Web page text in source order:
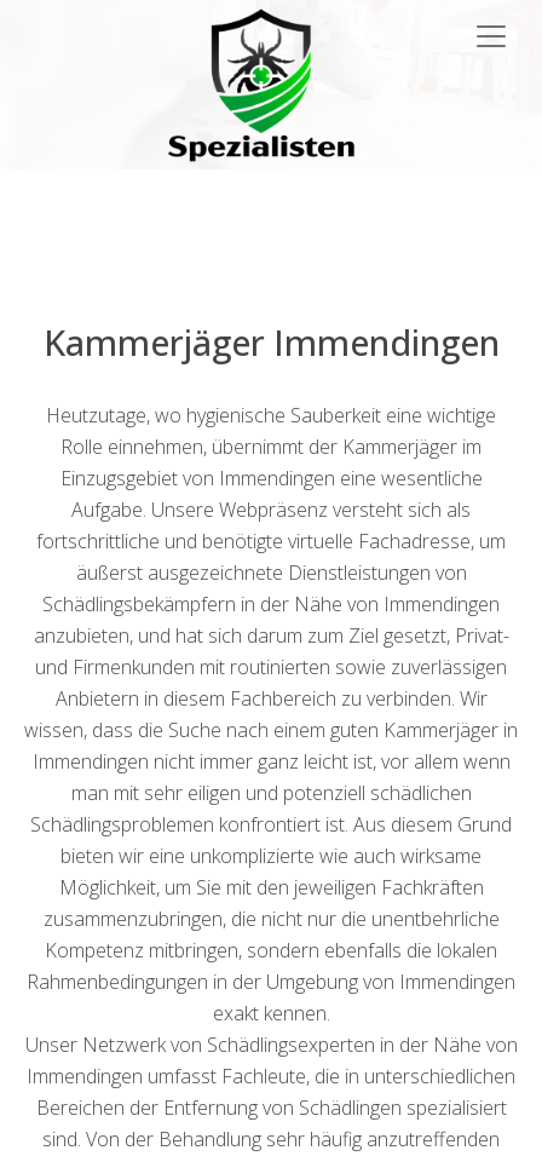
Kammerjäger Immendingen
Heutzutage, wo hygienische Sauberkeit eine wichtige
Rolle einnehmen, übernimmt der Kammerjäger im
Einzugsgebiet von Immendingen eine wesentliche
Aufgabe. Unsere Webpräsenz versteht sich als
fortschrittliche und benötigte virtuelle Fachadresse, um
äußerst ausgezeichnete Dienstleistungen von
Schädlingsbekämpfern in der Nähe von Immendingen
anzubieten, und hat sich darum zum Ziel gesetzt, Privat-
und Firmenkunden mit routinierten sowie zuverlässigen
Anbietern in diesem Fachbereich zu verbinden. Wir
wissen, dass die Suche nach einem guten Kammerjäger in
Immendingen nicht immer ganz leicht ist, vor allem wenn
man mit sehr eiligen und potenziell schädlichen
Schädlingsproblemen konfrontiert ist. Aus diesem Grund
bieten wir eine unkomplizierte wie auch wirksame
Möglichkeit, um Sie mit den jeweiligen Fachkräften
zusammenzubringen, die nicht nur die unentbehrliche
Kompetenz mitbringen, sondern ebenfalls die lokalen
Rahmenbedingungen in der Umgebung von Immendingen
exakt kennen.
Unser Netzwerk von Schädlingsexperten in der Nähe von
Immendingen umfasst Fachleute, die in unterschiedlichen
Bereichen der Entfernung von Schädlingen spezialisiert
sind. Von der Behandlung sehr häufig anzutreffenden